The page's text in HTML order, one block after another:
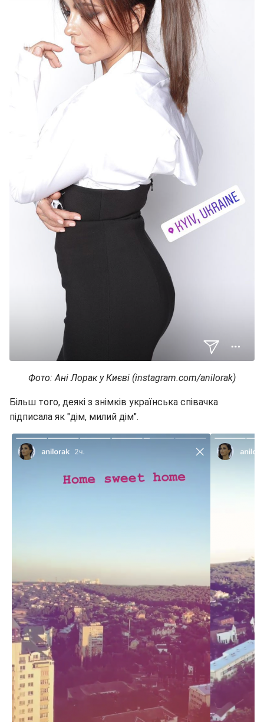
Фото: Ані Лорак у Києві (instagram.com/anilorak)
Більш того, деякі з знімків українська співачка
підписала як "дім, милий дім".